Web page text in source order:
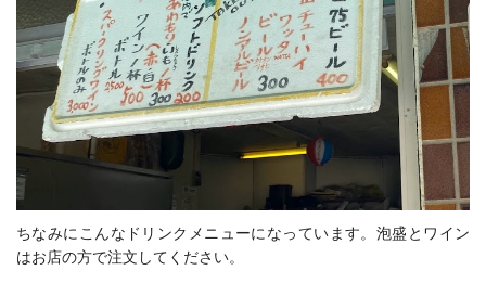
ちなみにこんなドリンクメニューになっています。泡盛とワイン
はお店の方で注文してください。